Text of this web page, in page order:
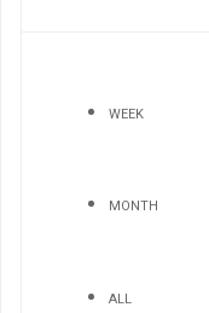
WEEK
MONTH
ALL